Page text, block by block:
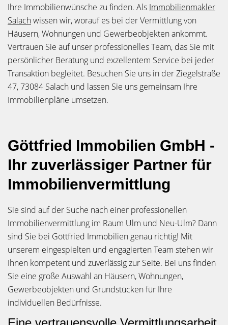
Ihre Immobilienwünsche zu finden. Als Immobilienmakler
Salachwissen wir, worauf es bei der Vermittlung von
Häusern, Wohnungen und Gewerbeobjekten ankommt.
Vertrauen Sie auf unser professionelles Team, das Sie mit
persönlicher Beratung und exzellentem Service bei jeder
Transaktion begleitet. Besuchen Sie uns in der Ziegelstraße
47, 73084 Salach und lassen Sie uns gemeinsam Ihre
Immobilienpläne umsetzen.
Göttfried Immobilien GmbH -
Ihr zuverlässiger Partner für
Immobilienvermittlung
Sie sind auf der Suche nach einer professionellen
Immobilienvermittlung im Raum Ulm und Neu-Ulm? Dann
sind Sie bei Göttfried Immobilien genau richtig! Mit
unserem eingespielten und engagierten Team stehen wir
Ihnen kompetent und zuverlässig zur Seite. Bei uns finden
Sie eine große Auswahl an Häusern, Wohnungen,
Gewerbeobjekten und Grundstücken für Ihre
individuellen Bedürfnisse.